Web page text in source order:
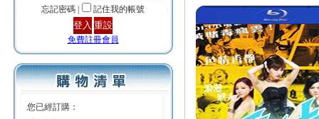
忘記密碼 |
記住我的帳號
免費註冊會員
您已經訂購：